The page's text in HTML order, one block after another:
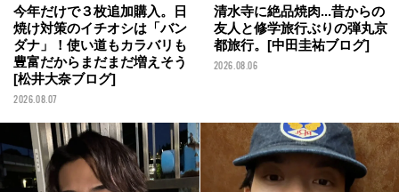
今年だけで３枚追加購入。日
焼け対策のイチオシは「バン
ダナ」！使い道もカラバリも
豊富だからまだまだ増えそう
[松井大奈ブログ]
2026.08.07
清水寺に絶品焼肉...昔からの
友人と修学旅行ぶりの弾丸京
都旅行。[中田圭祐ブログ]
2026.08.06